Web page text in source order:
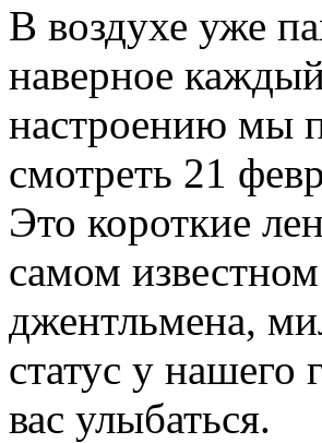
В воздухе уже
наверное
настроению мы
смотреть 21
Это короткие
самом
джентльмена,
статус у нашего
вас улыбаться.